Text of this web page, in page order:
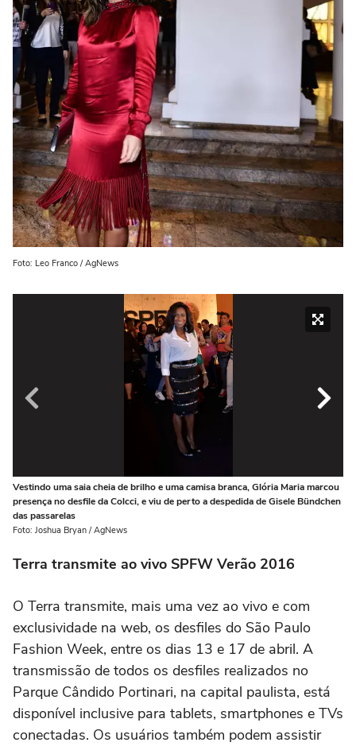
Foto: Leo Franco / AgNews
Vestindo uma saia cheia de brilho e uma camisa branca, Glória Maria marcou
presença no desfile da Colcci, e viu de perto a despedida de Gisele Bündchen
das passarelas
Foto: Joshua Bryan / AgNews
Terra transmite ao vivo SPFW Verão 2016
O Terra transmite, mais uma vez ao vivo e com
exclusividade na web, os desfiles do São Paulo
Fashion Week, entre os dias 13 e 17 de abril. A
transmissão de todos os desfiles realizados no
Parque Cândido Portinari, na capital paulista, está
disponível inclusive para tablets, smartphones e TVs
conectadas. Os usuários também podem assistir